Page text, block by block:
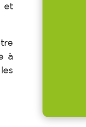
et
à